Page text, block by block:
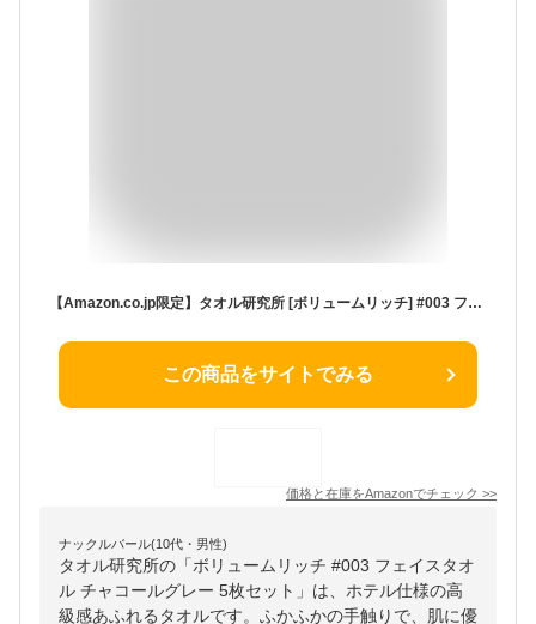
【Amazon.co.jp限定】タオル研究所 [ボリュームリッチ] #003 フェイスタオル チャコールグレー 5枚セット ホテル仕様 ふかふか 高速吸水 綿100% 耐久性 毛羽落ち少ない 【選べる10色】 Japan Technology
この商品をサイトでみる
価格と在庫をAmazonでチェック >>
ナックルバール(10代・男性)
タオル研究所の「ボリュームリッチ #003 フェイスタオ
ル チャコールグレー 5枚セット」は、ホテル仕様の高
級感あふれるタオルです。ふかふかの手触りで、肌に優